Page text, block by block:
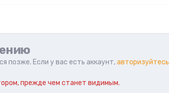
позже. Если у вас есть аккаунт,авторизуйтесь
прежде чем станет видимым.